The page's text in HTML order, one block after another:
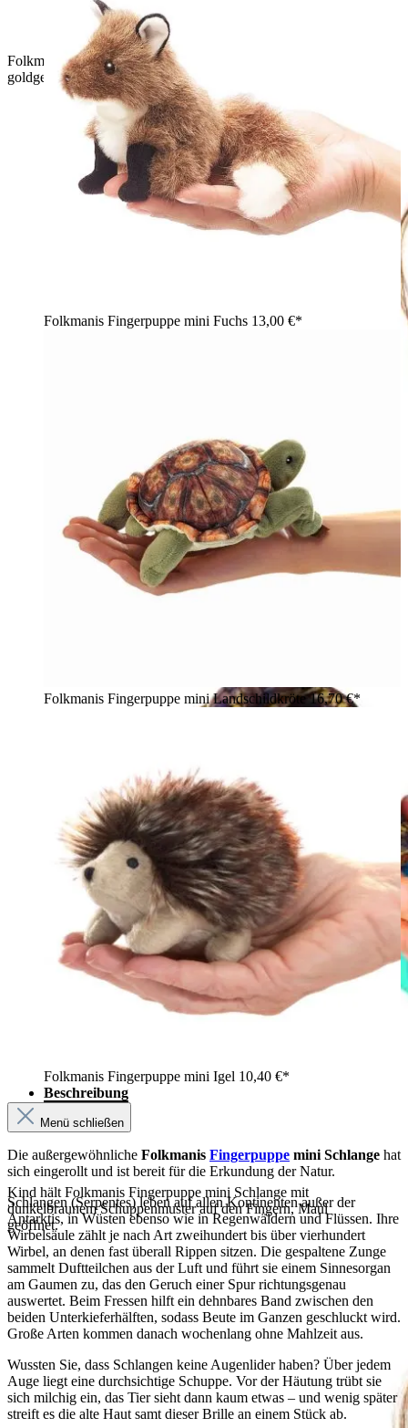
Folkmanis Mini-Fingerpuppe Schlange, zusammengerollt, mit
goldgelbem Schuppenmuster und dunkelgrauem Kopf
Kind hält Folkmanis Fingerpuppe mini Schlange mit
dunkelbraunem Schuppenmuster auf den Fingern, Maul
geöffnet.
Folkmanis Fingerpuppe mini Fuchs 13,00 €*
Folkmanis Fingerpuppe mini Landschildkröte16,70 €*
Folkmanis Fingerpuppe mini Igel 10,40 €*
Beschreibung
Menü schließen
Die außergewöhnliche Folkmanis Fingerpuppe mini Schlange hat
sich eingerollt und ist bereit für die Erkundung der Natur.
Schlangen (Serpentes) leben auf allen Kontinenten außer der
Antarktis, in Wüsten ebenso wie in Regenwäldern und Flüssen. Ihre
Wirbelsäule zählt je nach Art zweihundert bis über vierhundert
Wirbel, an denen fast überall Rippen sitzen. Die gespaltene Zunge
sammelt Duftteilchen aus der Luft und führt sie einem Sinnesorgan
am Gaumen zu, das den Geruch einer Spur richtungsgenau
auswertet. Beim Fressen hilft ein dehnbares Band zwischen den
beiden Unterkieferhälften, sodass Beute im Ganzen geschluckt wird.
Große Arten kommen danach wochenlang ohne Mahlzeit aus.
Wussten Sie, dass Schlangen keine Augenlider haben? Über jedem
Auge liegt eine durchsichtige Schuppe. Vor der Häutung trübt sie
sich milchig ein, das Tier sieht dann kaum etwas – und wenig später
streift es die alte Haut samt dieser Brille an einem Stück ab.